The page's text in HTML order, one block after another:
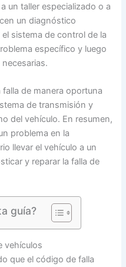
un taller especializado o a
un diagnóstico
sistema de control de la
específico y luego
de manera oportuna
de transmisión y
del vehículo. En resumen,
problema en la
llevar el vehículo a un
y reparar la falla de
guía?
vehículos
que el código de falla